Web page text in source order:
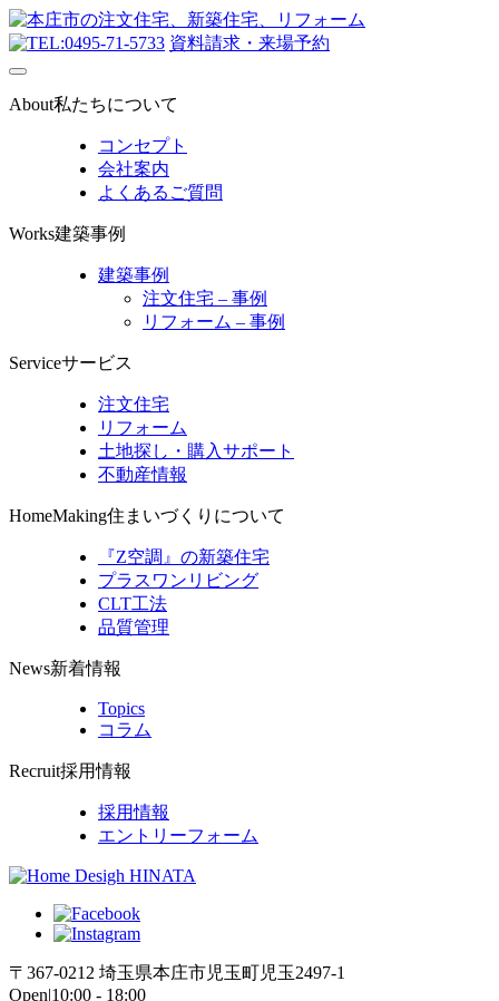
0495-71-5733 資料請求・来場予約
About私たちについて
コンセプト
会社案内
よくあるご質問
Works建築事例
建築事例
注文住宅 – 事例
リフォーム – 事例
Serviceサービス
注文住宅
リフォーム
土地探し・購入サポート
不動産情報
HomeMaking住まいづくりについて
『Z空調』の新築住宅
プラスワンリビング
CLT工法
品質管理
News新着情報
Topics
コラム
Recruit採用情報
採用情報
エントリーフォーム
〒367-0212 埼玉県本庄市児玉町児玉2497-1
Open|10:00 - 18:00